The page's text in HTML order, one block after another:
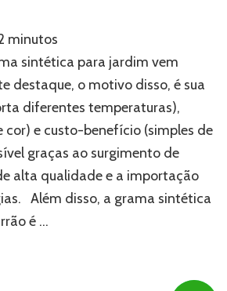
minutos
sintética para jardim vem
destaque, o motivo disso, é sua
diferentes temperaturas),
cor) e custo-benefício (simples de
graças ao surgimento de
alta qualidade e a importação
Além disso, a grama sintética
é …